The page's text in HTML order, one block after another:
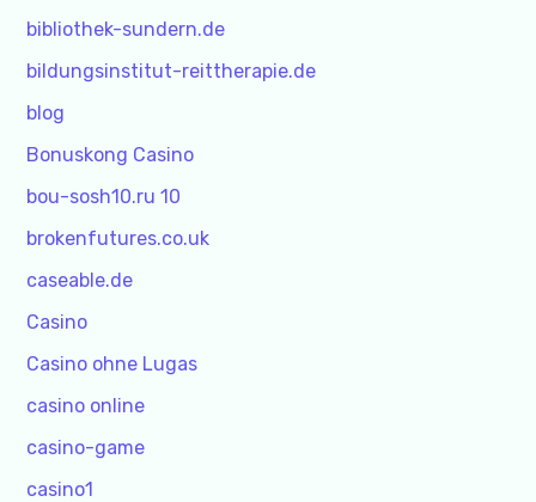
bibliothek-sundern.de
bildungsinstitut-reittherapie.de
blog
Bonuskong Casino
bou-sosh10.ru 10
brokenfutures.co.uk
caseable.de
Casino
Casino ohne Lugas
casino online
casino-game
casino1